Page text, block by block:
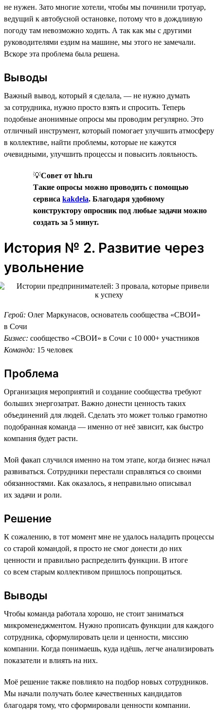
не нужен. Зато многие хотели, чтобы мы починили тротуар,
ведущий к автобусной остановке, потому что в дождливую
погоду там невозможно ходить. А так как мы с другими
руководителями ездим на машине, мы этого не замечали.
Вскоре эта проблема была решена.
Выводы
Важный вывод, который я сделала, — не нужно думать
за сотрудника, нужно просто взять и спросить. Теперь
подобные анонимные опросы мы проводим регулярно. Это
отличный инструмент, который помогает улучшить атмосферу
в коллективе, найти проблемы, которые не кажутся
очевидными, улучшить процессы и повысить лояльность.
💡Совет от hh.ru
Такие опросы можно проводить с помощью
сервиса kakdela. Благодаря удобному
конструктору опросник под любые задачи можно
создать за 5 минут.
История № 2. Развитие через
увольнение
Герой: Олег Маркунасов, основатель сообщества «СВОИ»
в Сочи
Бизнес: сообщество «СВОИ» в Сочи с 10 000+ участников
Команда: 15 человек
Проблема
Организация мероприятий и создание сообщества требуют
больших энергозатрат. Важно донести ценность таких
объединений для людей. Сделать это может только грамотно
подобранная команда — именно от неё зависит, как быстро
компания будет расти.
Мой факап случился именно на том этапе, когда бизнес начал
развиваться. Сотрудники перестали справляться со своими
обязанностями. Как оказалось, я неправильно описывал
их задачи и роли.
Решение
К сожалению, в тот момент мне не удалось наладить процессы
со старой командой, я просто не смог донести до них
ценности и правильно распределить функции. В итоге
со всем старым коллективом пришлось попрощаться.
Выводы
Чтобы команда работала хорошо, не стоит заниматься
микроменеджментом. Нужно прописать функции для каждого
сотрудника, сформулировать цели и ценности, миссию
компании. Когда понимаешь, куда идёшь, легче анализировать
показатели и влиять на них.
Моё решение также повлияло на подбор новых сотрудников.
Мы начали получать более качественных кандидатов
благодаря тому, что сформировали ценности компании.